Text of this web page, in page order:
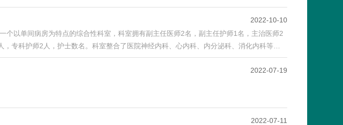
2022-10-10
个以单间病房为特点的综合性科室，科室拥有副主任医师2名，副主任护师1名，主治医师2
专科护师2人，护士数名。科室整合了医院神经内科、心内科、内分泌科、消化内科等…
2022-07-19
2022-07-11